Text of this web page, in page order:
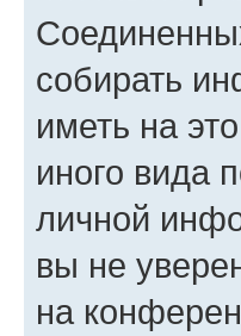
собирать
иметь на
иного вида
личной
вы не
на